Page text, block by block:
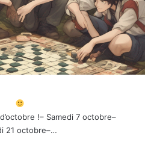
!– Samedi 7 octobre–
21 octobre–…